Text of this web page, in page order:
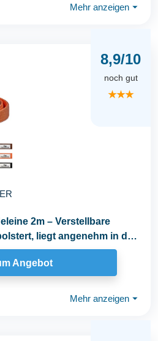
Mehr anzeigen ⏷
8,9/10
noch gut
★★★
2m – Verstellbare
liegt angenehm in der
Angebot
Mehr anzeigen ⏷